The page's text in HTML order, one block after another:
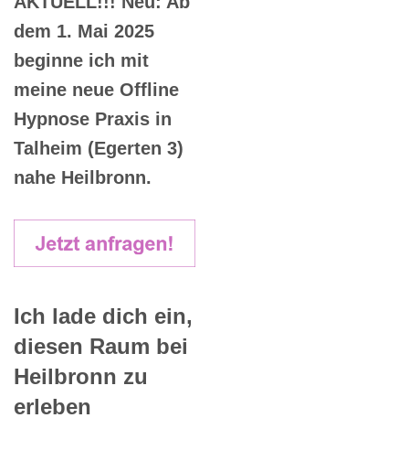
dem 1. Mai 2025
beginne ich mit
meine neue Offline
Hypnose Praxis in
Talheim (Egerten 3)
nahe Heilbronn.
Ich lade dich ein,
diesen Raum bei
Heilbronn zu
erleben